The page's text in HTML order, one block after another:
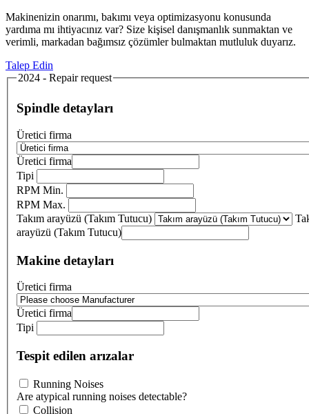
Makinenizin onarımı, bakımı veya optimizasyonu konusunda
yardıma mı ihtiyacınız var? Size kişisel danışmanlık sunmaktan ve
verimli, markadan bağımsız çözümler bulmaktan mutluluk duyarız.
Talep Edin
2024 - Repair request
Spindle detayları
Üretici firma
Üretici firma
Tipi
RPM Min.
RPM Max.
Takım arayüzü (Takım Tutucu)
arayüzü (Takım Tutucu)
Makine detayları
Üretici firma
Üretici firma
Tipi
Tespit edilen arızalar
Running Noises
Are atypical running noises detectable?
Collision